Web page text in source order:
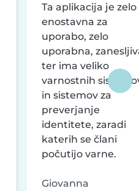
Ta aplikacija je zelo
enostavna za
uporabo, zelo
uporabna,
ter ima veliko
varnostnih
in sistemov za
preverjanje
identitete, zaradi
katerih se člani
počutijo varne.
Giovanna